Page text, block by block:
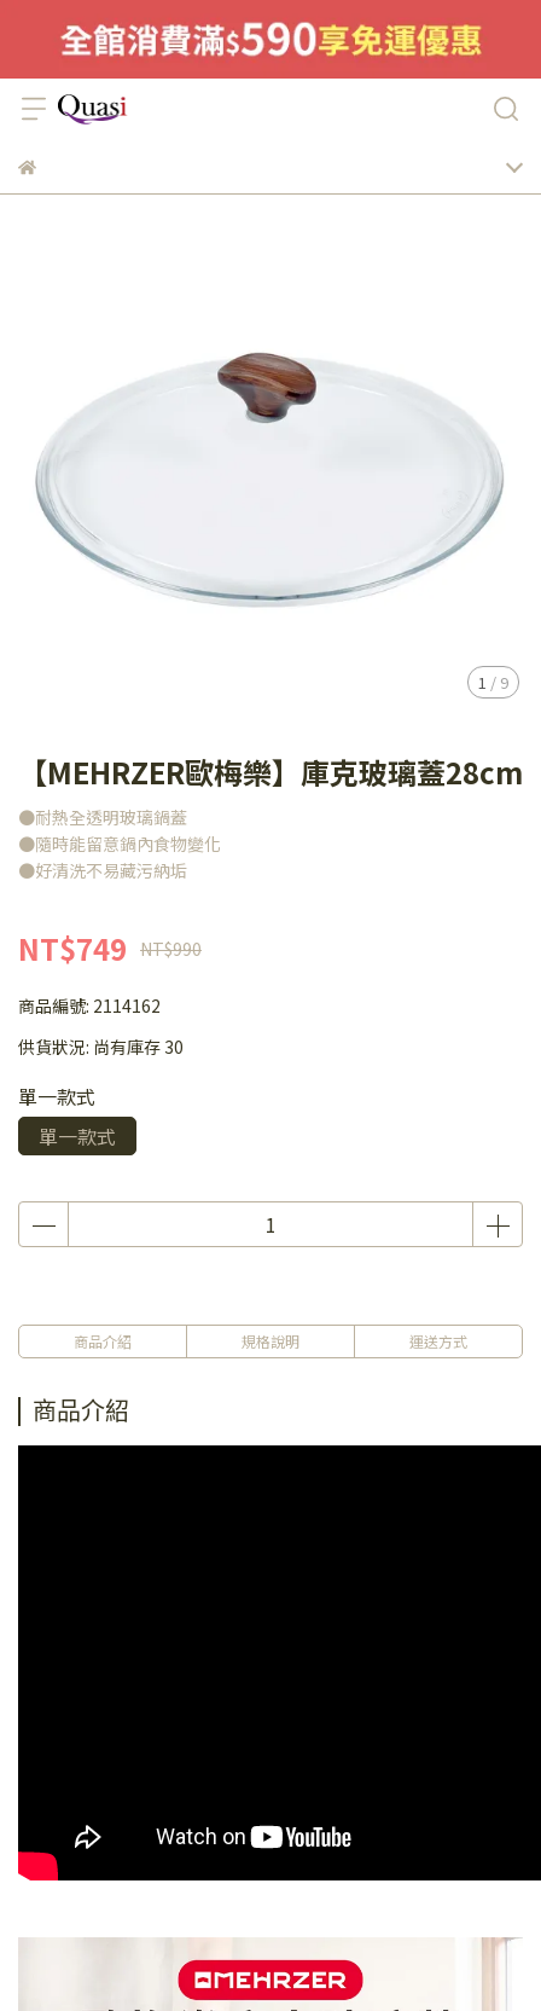
1 / 9
【MEHRZER歐梅樂】庫克玻璃蓋28cm
●耐熱全透明玻璃鍋蓋
●隨時能留意鍋內食物變化
●好清洗不易藏污納垢
NT$749 NT$990
商品編號: 2114162
供貨狀況: 尚有庫存 30
單一款式
單一款式
商品介紹 規格說明 運送方式
商品介紹